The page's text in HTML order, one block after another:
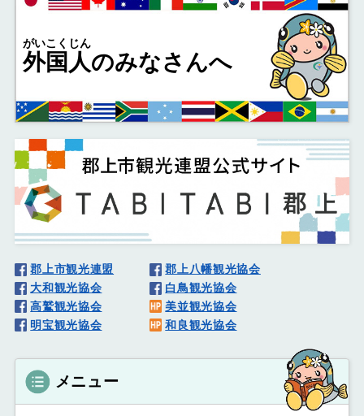
外国人
がいこくじん
のみなさんへ
郡上市観光連盟
郡上八幡観光協会
大和観光協会
白鳥観光協会
高鷲観光協会
美並観光協会
明宝観光協会
和良観光協会
メニュー